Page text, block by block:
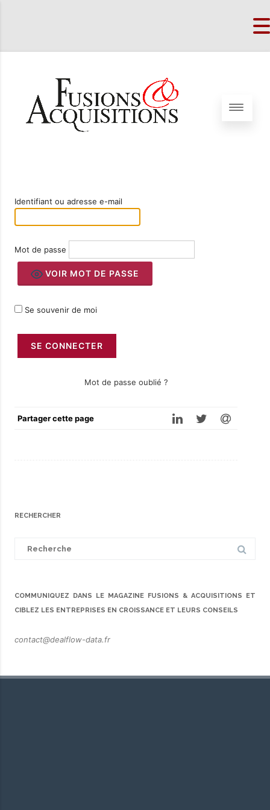
Identifiant ou adresse e-mail
Mot de passe
VOIR MOT DE PASSE
Se souvenir de moi
Mot de passe oublié ?
Partager cette page
RECHERCHER
COMMUNIQUEZ DANS LE MAGAZINE FUSIONS & ACQUISITIONS ET
CIBLEZ LES ENTREPRISES EN CROISSANCE ET LEURS CONSEILS
contact@dealflow-data.fr